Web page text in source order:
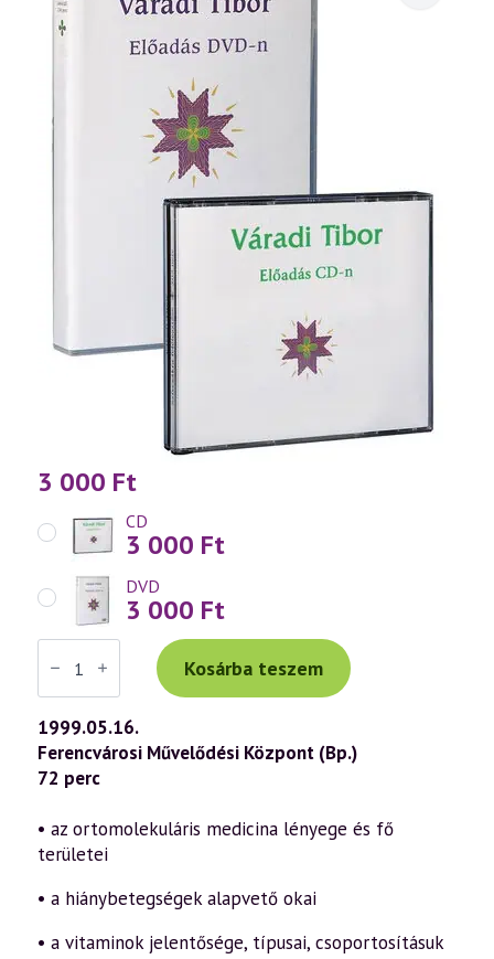
3 000 Ft
CD
3 000 Ft
DVD
3 000 Ft
Váradi
Tibor
előadás
(105)
—
Ortomolekuláris
medicina
1.
rész
Hiányállapotok;
A-
vitamin
mennyiség
Kosárba teszem
1999.05.16.
Ferencvárosi Művelődési Központ (Bp.)
72 perc
• az ortomolekuláris medicina lényege és fő
területei
• a hiánybetegségek alapvető okai
• a vitaminok jelentősége, típusai, csoportosításuk